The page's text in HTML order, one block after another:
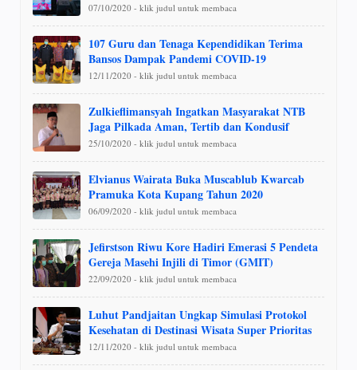
07/10/2020 - klik judul untuk membaca
107 Guru dan Tenaga Kependidikan Terima
Bansos Dampak Pandemi COVID-19
12/11/2020 - klik judul untuk membaca
Zulkieflimansyah Ingatkan Masyarakat NTB
Jaga Pilkada Aman, Tertib dan Kondusif
25/10/2020 - klik judul untuk membaca
Elvianus Wairata Buka Muscablub Kwarcab
Pramuka Kota Kupang Tahun 2020
06/09/2020 - klik judul untuk membaca
Jefirstson Riwu Kore Hadiri Emerasi 5 Pendeta
Gereja Masehi Injili di Timor (GMIT)
22/09/2020 - klik judul untuk membaca
Luhut Pandjaitan Ungkap Simulasi Protokol
Kesehatan di Destinasi Wisata Super Prioritas
12/11/2020 - klik judul untuk membaca